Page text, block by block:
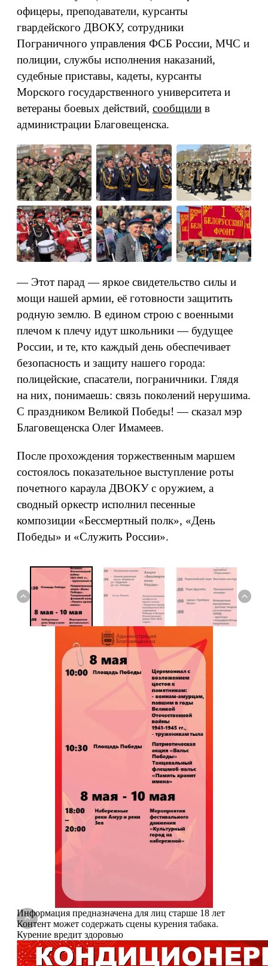
офицеры, преподаватели, курсанты
гвардейского ДВОКУ, сотрудники
Пограничного управления ФСБ России, МЧС и
полиции, службы исполнения наказаний,
судебные приставы, кадеты, курсанты
Морского государственного университета и
ветераны боевых действий, сообщили в
администрации Благовещенска.
— Этот парад — яркое свидетельство силы и
мощи нашей армии, её готовности защитить
родную землю. В едином строю с военными
плечом к плечу идут школьники — будущее
России, и те, кто каждый день обеспечивает
безопасность и защиту нашего города:
полицейские, спасатели, пограничники. Глядя
на них, понимаешь: связь поколений нерушима.
С праздником Великой Победы! — сказал мэр
Благовещенска Олег Имамеев.
После прохождения торжественным маршем
состоялось показательное выступление роты
почетного караула ДВОКУ с оружием, а
сводный оркестр исполнил песенные
композиции «Бессмертный полк», «День
Победы» и «Служить России».
Информация предназначена для лиц старше 18 лет
Контент может содержать сцены курения табака.
Курение вредит здоровью